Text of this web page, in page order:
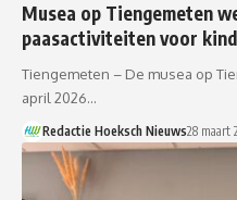
Musea op Tiengemeten
paasactiviteiten voor
Tiengemeten – De musea op
april 2026…
Redactie Hoeksch Nieuws28 maart